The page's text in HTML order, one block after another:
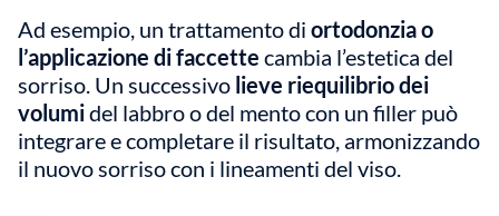
Ad esempio, un trattamento di ortodonzia o
l’applicazione di faccette cambia l’estetica del
sorriso. Un successivo lieve riequilibrio dei
volumidel labbro o del mento con un filler può
integrare e completare il risultato, armonizzando
il nuovo sorriso con i lineamenti del viso.